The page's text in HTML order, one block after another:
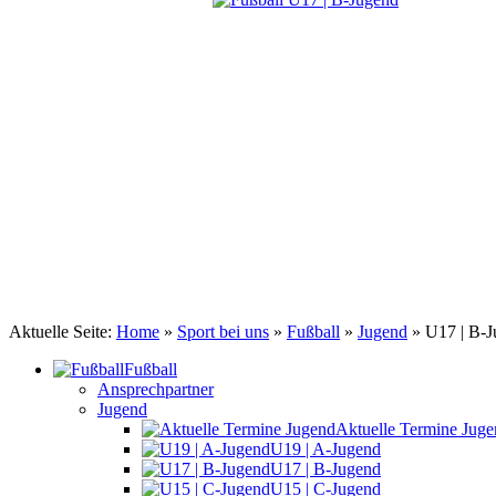
Aktuelle Seite: Home » Sport bei uns » Fußball » Jugend » U17 | B-
Fußball
Ansprechpartner
Jugend
Aktuelle Termine
U19 | A-Jugend
U17 | B-Jugend
U15 | C-Jugend